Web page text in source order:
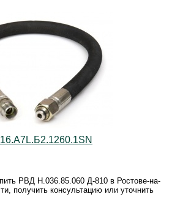
РВД Н.036.85.060 Д-810 в Ростове-на-
получить консультацию или уточнить